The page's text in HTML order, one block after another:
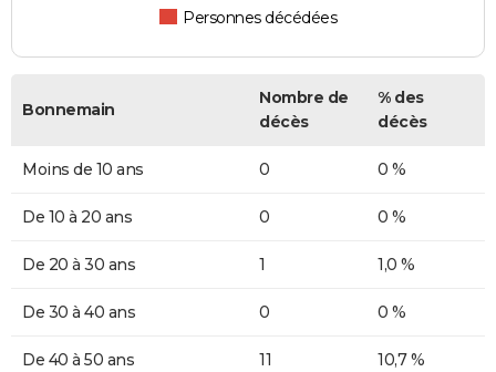
Personnes décédées
Bonnemain
Nombre de
décès
% des
décès
Moins de 10 ans 0 0 %
De 10 à 20 ans 0 0 %
De 20 à 30 ans 1 1,0 %
De 30 à 40 ans 0 0 %
De 40 à 50 ans 11 10,7 %